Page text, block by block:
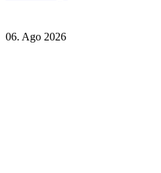
06. Ago 2026